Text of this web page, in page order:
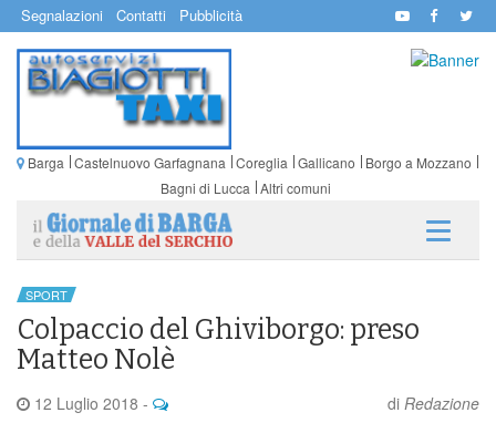
Segnalazioni Contatti Pubblicità
Barga Castelnuovo Garfagnana Coreglia Gallicano
Borgo a Mozzano
Bagni di Lucca Altri comuni
SPORT
Colpaccio del Ghiviborgo: preso
Matteo Nolè
12 Luglio 2018 - di Redazione